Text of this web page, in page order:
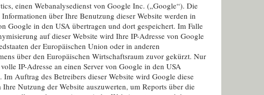
einen Webanalysedienst von Google Inc. („Google“). Die
über Ihre Benutzung dieser Website werden in
Google in den USA übertragen und dort gespeichert. Im Falle
auf dieser Website wird Ihre IP-Adresse von Google
der Europäischen Union oder in anderen
über den Europäischen Wirtschaftsraum zuvor gekürzt. Nur
IP-Adresse an einen Server von Google in den USA
Auftrag des Betreibers dieser Website wird Google diese
Nutzung der Website auszuwerten, um Reports über die